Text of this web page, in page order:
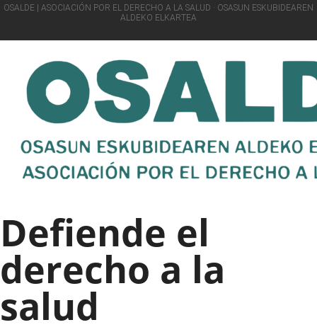
OSALDE | ASOCIACIÓN POR EL DERECHO A LA SALUD · OSASUN ESKUBIDEAREN
ALDEKO ELKARTEA
Defiende el
derecho a la
salud